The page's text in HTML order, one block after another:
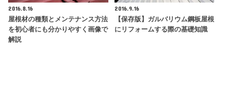
2016.8.16
屋根材の種類とメンテナンス方法
を初心者にも分かりやすく画像で
解説
2016.9.16
【保存版】ガルバリウム鋼板屋根
にリフォームする際の基礎知識